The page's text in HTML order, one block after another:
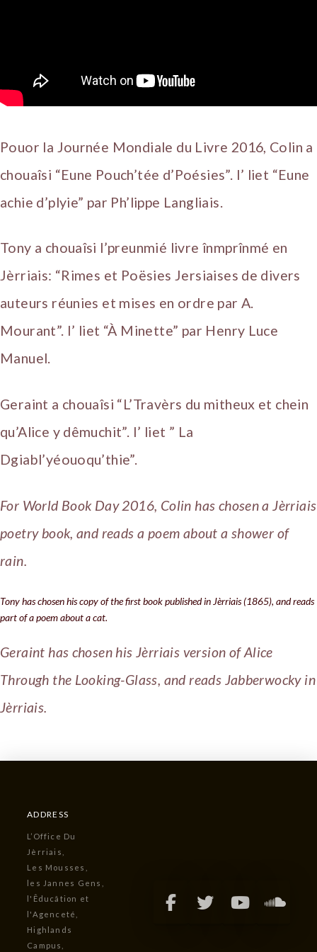
Pouor la Journée Mondiale du Livre 2016, Colin a
chouaîsi “Eune Pouch’tée d’Poésies”. I’ liet “Eune
achie d’plyie” par Ph’lippe Langliais.
Tony a chouaîsi l’preunmié livre înmprînmé en
Jèrriais: “Rimes et Poësies Jersiaises de divers
auteurs réunies et mises en ordre par A.
Mourant”. I’ liet “À Minette” par Henry Luce
Manuel.
Geraint a chouaîsi “L’Travèrs du mitheux et chein
qu’Alice y dêmuchit”. I’ liet ” La
Dgiabl’yéouoqu’thie”.
For World Book Day 2016, Colin has chosen a Jèrriais
poetry book, and reads a poem about a shower of
rain.
Tony has chosen his copy of the first book published in Jèrriais (1865), and reads
part of a poem about a cat.
Geraint has chosen his Jèrriais version of Alice
Through the Looking-Glass, and reads Jabberwocky in
Jèrriais.
ADDRESS
L’Office Du
Jèrriais,
Les Mousses,
les Jannes Gens,
l'Êducâtion et
l'Agenceté,
Highlands
Campus,